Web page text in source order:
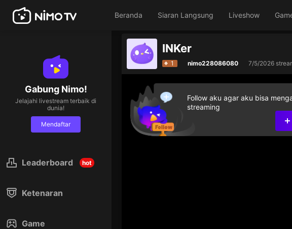
Beranda Siaran Langsung Liveshow
Gabung Nimo!
Jelajahi livestream terbaik di
dunia!
Mendaftar
Leaderboard hot
Ketenaran
Game
INKer
1 nimo228086080 7/5/2026
Follow aku agar aku bisa
streaming